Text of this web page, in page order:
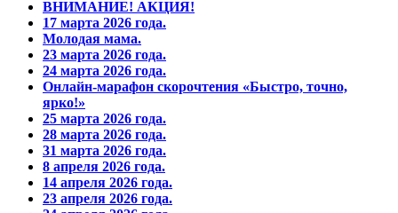
ВНИМАНИЕ! АКЦИЯ!
17 марта 2026 года.
Молодая мама.
23 марта 2026 года.
24 марта 2026 года.
Онлайн-марафон скорочтения «Быстро, точно,
ярко!»
25 марта 2026 года.
28 марта 2026 года.
31 марта 2026 года.
8 апреля 2026 года.
14 апреля 2026 года.
23 апреля 2026 года.